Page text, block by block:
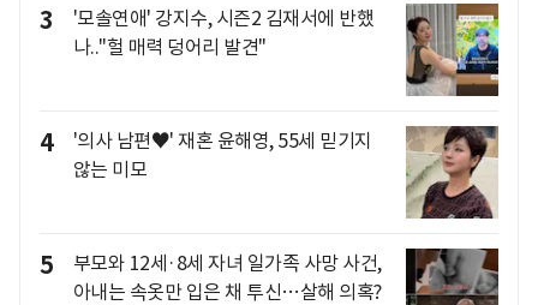
3
'모솔연애' 강지수, 시즌2 김재서에 반했
나.."헐 매력 덩어리 발견"
4
'의사 남편♥' 재혼 윤해영, 55세 믿기지
않는 미모
5
부모와 12세·8세 자녀 일가족 사망 사건,
아내는 속옷만 입은 채 투신…살해 의혹?